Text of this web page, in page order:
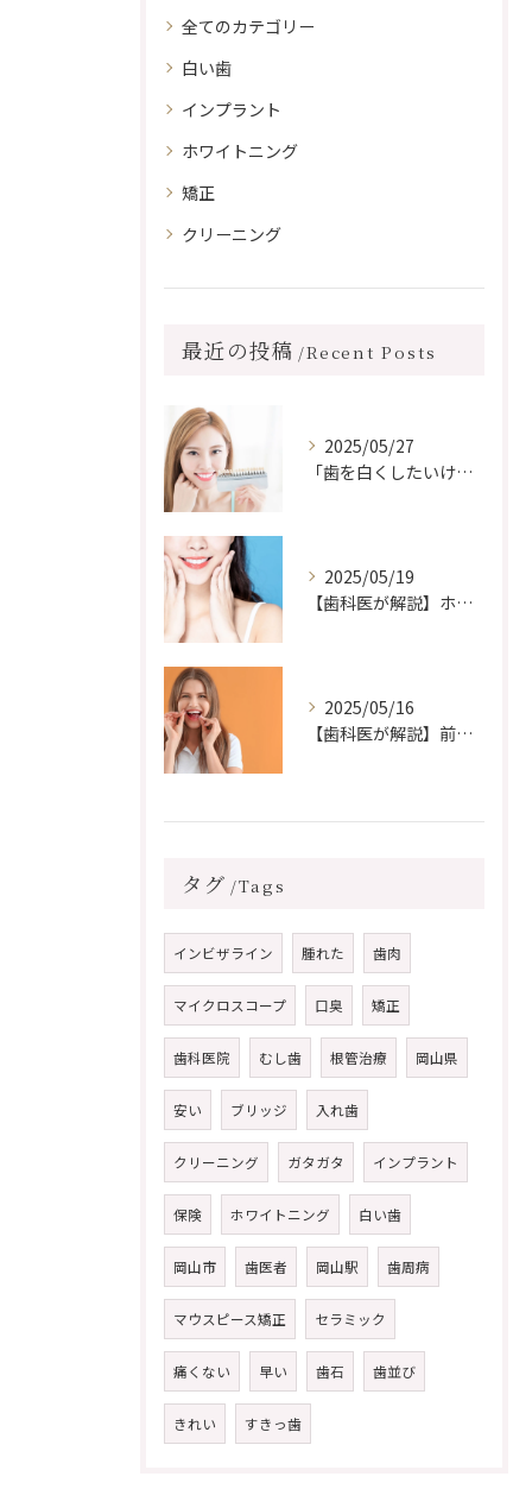
全てのカテゴリー
白い歯
インプラント
ホワイトニング
矯正
クリーニング
最近の投稿 Recent Posts
2025/05/27
「歯を白くしたいけど、前歯に詰め物がある…ホワイトニングしても浮かない？」
2025/05/19
【歯科医が解説】ホワイトニングができない場合はどうすればいい？白い歯に近づくための代替方法とは
2025/05/16
【歯科医が解説】前歯の歯並びだけ治したい！部分矯正はできる？その方法と注意点
タグ Tags
インビザライン 腫れた 歯肉
マイクロスコープ 口臭 矯正
歯科医院 むし歯 根管治療 岡山県
安い ブリッジ 入れ歯
クリーニング ガタガタ インプラント
保険 ホワイトニング 白い歯
岡山市 歯医者 岡山駅 歯周病
マウスピース矯正 セラミック
痛くない 早い 歯石 歯並び
きれい すきっ歯